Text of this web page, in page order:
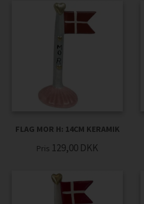
FLAG MOR H: 14CM KERAMIK
Pris 129,00 DKK